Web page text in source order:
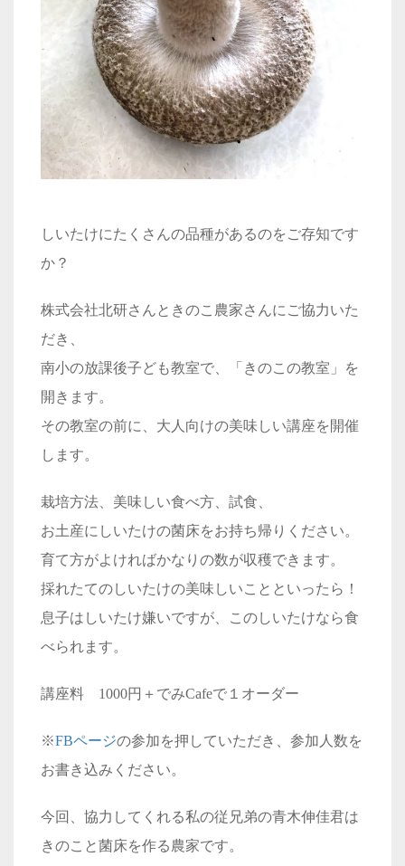
しいたけにたくさんの品種があるのをご存知です
か？
株式会社北研さんときのこ農家さんにご協力いた
だき、
南小の放課後子ども教室で、「きのこの教室」を
開きます。
その教室の前に、大人向けの美味しい講座を開催
します。
栽培方法、美味しい食べ方、試食、
お土産にしいたけの菌床をお持ち帰りください。
育て方がよければかなりの数が収穫できます。
採れたてのしいたけの美味しいことといったら！
息子はしいたけ嫌いですが、このしいたけなら食
べられます。
講座料 1000円＋でみCafeで１オーダー
※FBページの参加を押していただき、参加人数を
お書き込みください。
今回、協力してくれる私の従兄弟の青木伸佳君は
きのこと菌床を作る農家です。